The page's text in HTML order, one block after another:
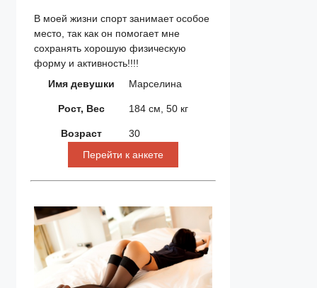
В моей жизни спорт занимает особое
место, так как он помогает мне
сохранять хорошую физическую
форму и активность!!!!
Имя девушки
Марселина
Рост, Вес 184 см, 50 кг
Возраст
30
Перейти к анкете